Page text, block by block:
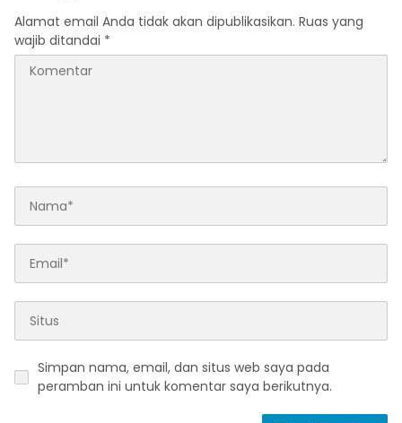
Alamat email Anda tidak akan dipublikasikan. Ruas yang
wajib ditandai *
Simpan nama, email, dan situs web saya pada
peramban ini untuk komentar saya berikutnya.